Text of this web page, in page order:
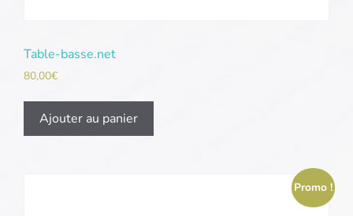
Table-basse.net
80,00€
Ajouter au panier
Promo !